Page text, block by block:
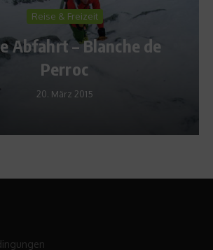
Reise & Freizeit
– Blanche de
Perroc
20. März 2015